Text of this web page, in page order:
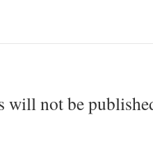
will not be